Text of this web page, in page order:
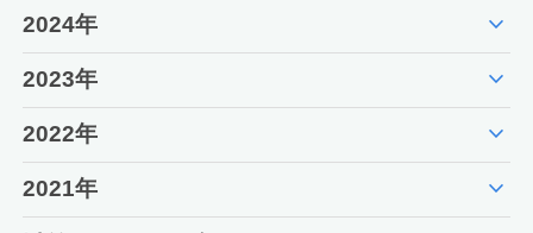
2024年 expand_more
2023年 expand_more
2022年 expand_more
2021年 expand_more